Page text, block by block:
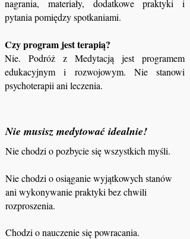
nagrania, materiały, dodatkowe praktyki i
pytania pomiędzy spotkaniami.
Czy program jest terapią?
Nie. Podróż z Medytacją jest programem
edukacyjnym i rozwojowym. Nie stanowi
psychoterapii ani leczenia.
Nie musisz medytować idealnie!
Nie chodzi o pozbycie się wszystkich myśli.
Nie chodzi o osiąganie wyjątkowych stanów
ani wykonywanie praktyki bez chwili
rozproszenia.
Chodzi o nauczenie się powracania.